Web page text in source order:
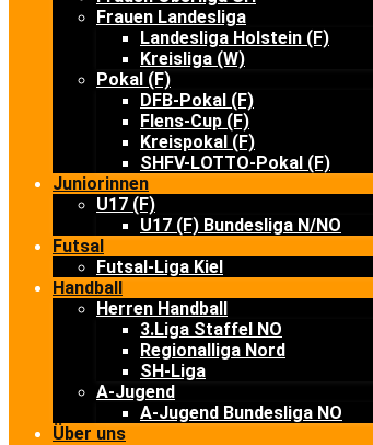
Frauen Landesliga
Landesliga Holstein (F)
Kreisliga (W)
Pokal (F)
DFB-Pokal (F)
Flens-Cup (F)
Kreispokal (F)
SHFV-LOTTO-Pokal (F)
Juniorinnen
U17 (F)
U17 (F) Bundesliga N/NO
Futsal
Futsal-Liga Kiel
Handball
Herren Handball
3.Liga Staffel NO
Regionalliga Nord
SH-Liga
A-Jugend
A-Jugend Bundesliga NO
Über uns